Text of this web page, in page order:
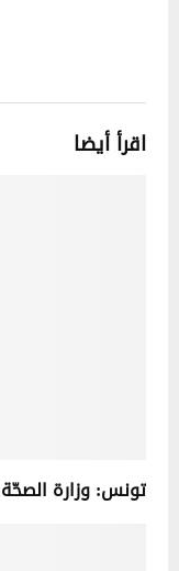
اقرأ أيضا
تونس: وزارة